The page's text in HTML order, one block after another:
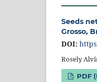
Seeds
Grosso,
DOI:
Rosely
PDF